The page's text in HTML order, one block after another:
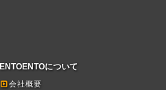
ENTOENTOについて
会社概要